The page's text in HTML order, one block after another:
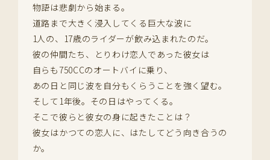
物語は悲劇から始まる。
道路まで大きく浸入してくる巨大な波に
1人の、17歳のライダーが飲み込まれたのだ。
彼の仲間たち、とりわけ恋人であった彼女は
自らも750CCのオートバイに乗り、
あの日と同じ波を自分もくらうことを強く望む。
そして1年後。その日はやってくる。
そこで彼らと彼女の身に起きたことは？
彼女はかつての恋人に、はたしてどう向き合うの
か。